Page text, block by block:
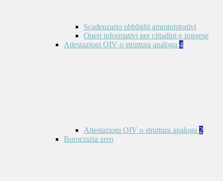
Scadenzario obblighi amministrativi
Oneri informativi per cittadini e imprese
Attestazioni OIV o struttura analoga 4
Attestazioni OIV o struttura analoga 2
Burocrazia zero